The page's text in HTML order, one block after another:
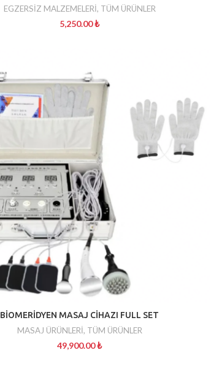
EGZERSİZ MALZEMELERİ, TÜM ÜRÜNLER
5,250.00₺
BİOMERİDYEN MASAJ CİHAZI FULL SET
MASAJ ÜRÜNLERİ, TÜM ÜRÜNLER
49,900.00₺